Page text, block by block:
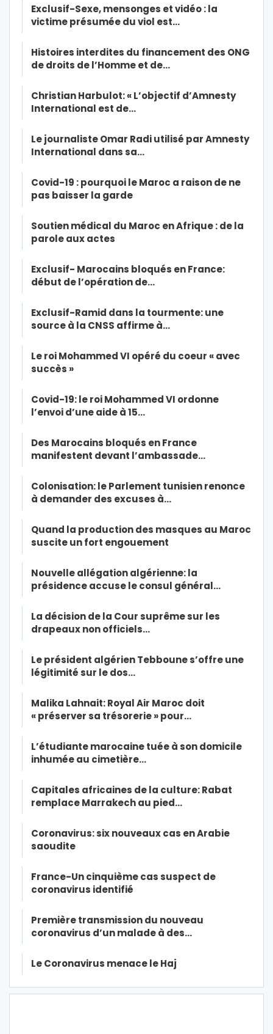
Exclusif-Sexe, mensonges et vidéo : la
victime présumée du viol est…
Histoires interdites du financement des ONG
de droits de l’Homme et de…
Christian Harbulot: « L’objectif d’Amnesty
International est de…
Le journaliste Omar Radi utilisé par Amnesty
International dans sa…
Covid-19 : pourquoi le Maroc a raison de ne
pas baisser la garde
Soutien médical du Maroc en Afrique : de la
parole aux actes
Exclusif- Marocains bloqués en France:
début de l’opération de…
Exclusif-Ramid dans la tourmente: une
source à la CNSS affirme à…
Le roi Mohammed VI opéré du coeur « avec
succès »
Covid-19: le roi Mohammed VI ordonne
l’envoi d’une aide à 15…
Des Marocains bloqués en France
manifestent devant l’ambassade…
Colonisation: le Parlement tunisien renonce
à demander des excuses à…
Quand la production des masques au Maroc
suscite un fort engouement
Nouvelle allégation algérienne: la
présidence accuse le consul général…
La décision de la Cour suprême sur les
drapeaux non officiels…
Le président algérien Tebboune s’offre une
légitimité sur le dos…
Malika Lahnait: Royal Air Maroc doit
« préserver sa trésorerie » pour…
L’étudiante marocaine tuée à son domicile
inhumée au cimetière…
Capitales africaines de la culture: Rabat
remplace Marrakech au pied…
Coronavirus: six nouveaux cas en Arabie
saoudite
France-Un cinquième cas suspect de
coronavirus identifié
Première transmission du nouveau
coronavirus d’un malade à des…
Le Coronavirus menace le Haj